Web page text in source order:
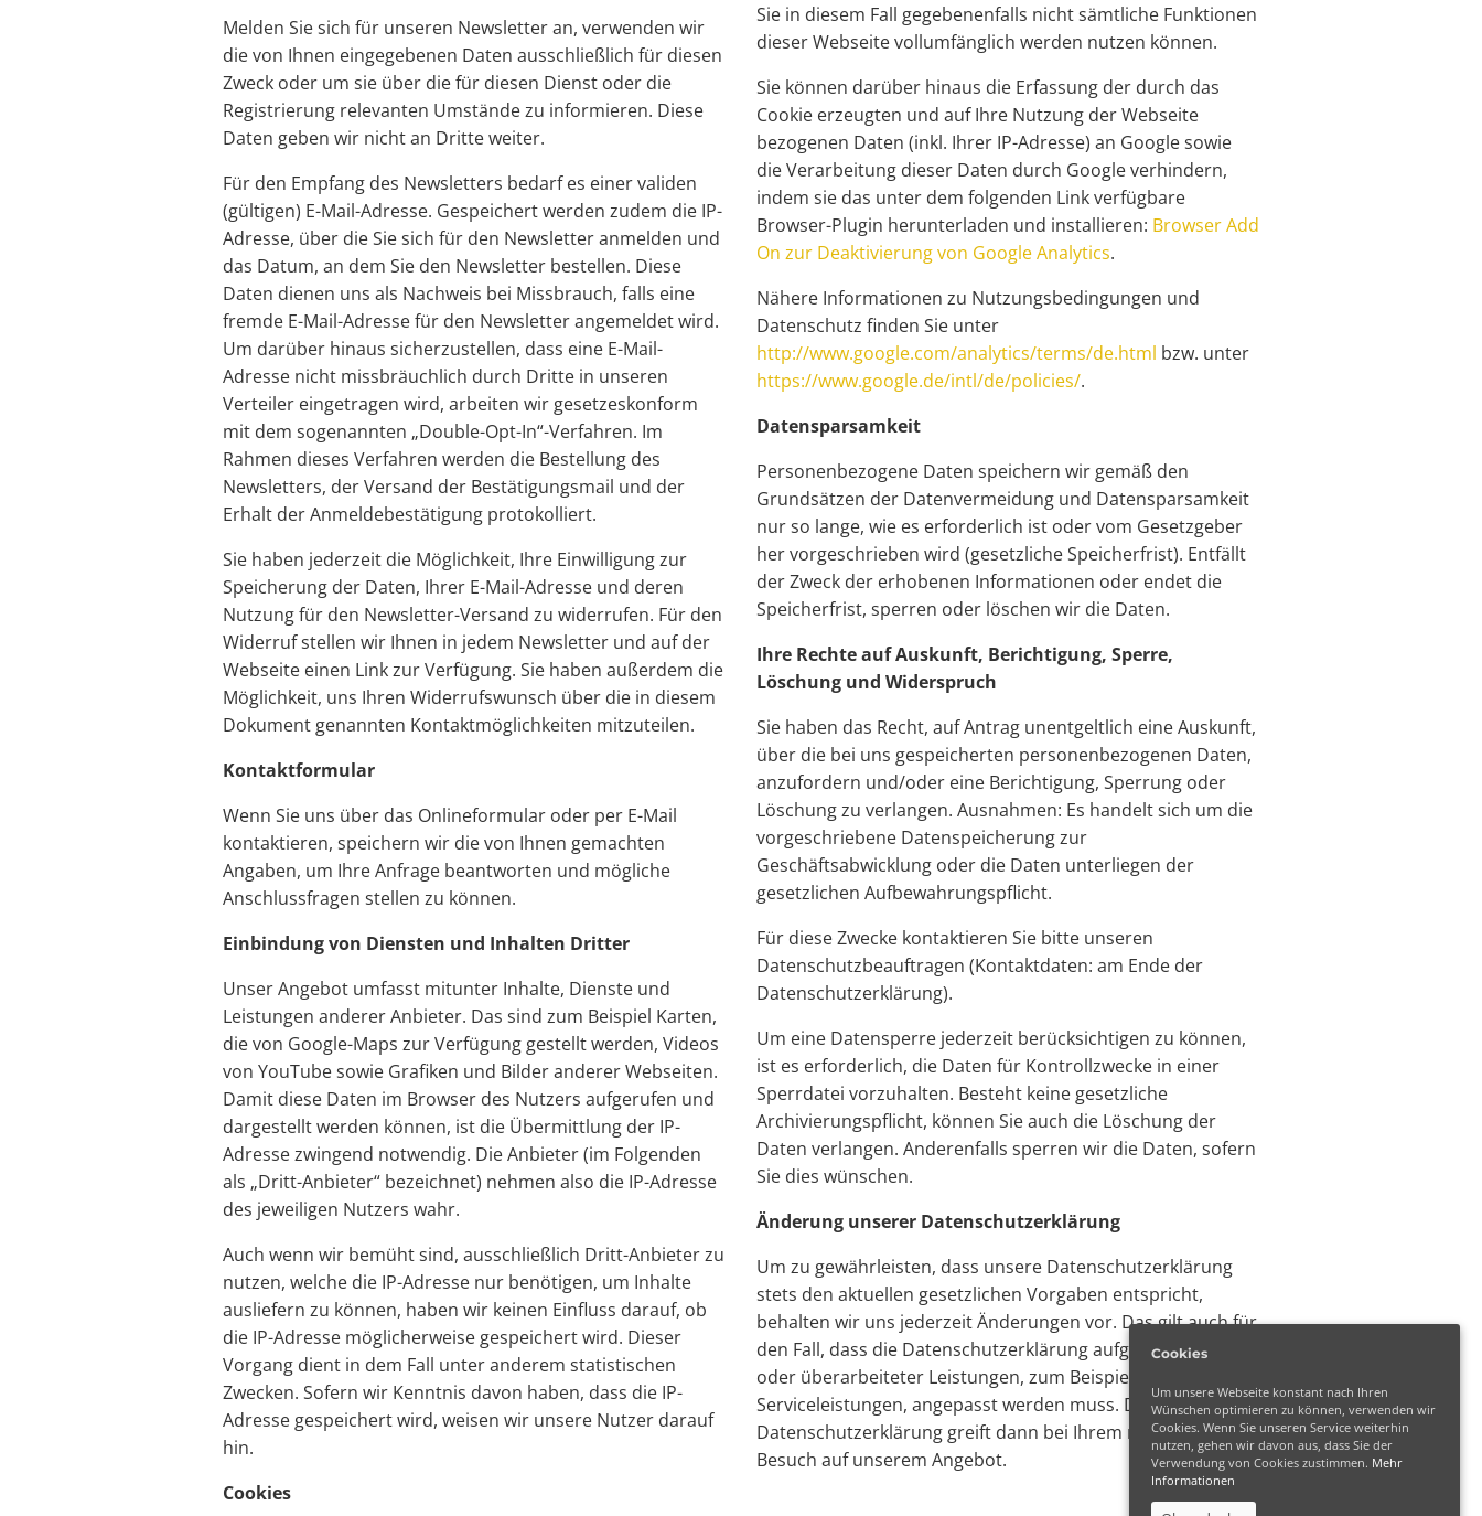
Melden Sie sich für unseren Newsletter an, verwenden wir
die von Ihnen eingegebenen Daten ausschließlich für diesen
Zweck oder um sie über die für diesen Dienst oder die
Registrierung relevanten Umstände zu informieren. Diese
Daten geben wir nicht an Dritte weiter.
Für den Empfang des Newsletters bedarf es einer validen
(gültigen) E-Mail-Adresse. Gespeichert werden zudem die IP-
Adresse, über die Sie sich für den Newsletter anmelden und
das Datum, an dem Sie den Newsletter bestellen. Diese
Daten dienen uns als Nachweis bei Missbrauch, falls eine
fremde E-Mail-Adresse für den Newsletter angemeldet wird.
Um darüber hinaus sicherzustellen, dass eine E-Mail-
Adresse nicht missbräuchlich durch Dritte in unseren
Verteiler eingetragen wird, arbeiten wir gesetzeskonform
mit dem sogenannten „Double-Opt-In“-Verfahren. Im
Rahmen dieses Verfahren werden die Bestellung des
Newsletters, der Versand der Bestätigungsmail und der
Erhalt der Anmeldebestätigung protokolliert.
Sie haben jederzeit die Möglichkeit, Ihre Einwilligung zur
Speicherung der Daten, Ihrer E-Mail-Adresse und deren
Nutzung für den Newsletter-Versand zu widerrufen. Für den
Widerruf stellen wir Ihnen in jedem Newsletter und auf der
Webseite einen Link zur Verfügung. Sie haben außerdem die
Möglichkeit, uns Ihren Widerrufswunsch über die in diesem
Dokument genannten Kontaktmöglichkeiten mitzuteilen.
Kontaktformular
Wenn Sie uns über das Onlineformular oder per E-Mail
kontaktieren, speichern wir die von Ihnen gemachten
Angaben, um Ihre Anfrage beantworten und mögliche
Anschlussfragen stellen zu können.
Einbindung von Diensten und Inhalten Dritter
Unser Angebot umfasst mitunter Inhalte, Dienste und
Leistungen anderer Anbieter. Das sind zum Beispiel Karten,
die von Google-Maps zur Verfügung gestellt werden, Videos
von YouTube sowie Grafiken und Bilder anderer Webseiten.
Damit diese Daten im Browser des Nutzers aufgerufen und
dargestellt werden können, ist die Übermittlung der IP-
Adresse zwingend notwendig. Die Anbieter (im Folgenden
als „Dritt-Anbieter“ bezeichnet) nehmen also die IP-Adresse
des jeweiligen Nutzers wahr.
Auch wenn wir bemüht sind, ausschließlich Dritt-Anbieter zu
nutzen, welche die IP-Adresse nur benötigen, um Inhalte
ausliefern zu können, haben wir keinen Einfluss darauf, ob
die IP-Adresse möglicherweise gespeichert wird. Dieser
Vorgang dient in dem Fall unter anderem statistischen
Zwecken. Sofern wir Kenntnis davon haben, dass die IP-
Adresse gespeichert wird, weisen wir unsere Nutzer darauf
hin.
Cookies
Sie in diesem Fall gegebenenfalls nicht sämtliche Funktionen
dieser Webseite vollumfänglich werden nutzen können.
Sie können darüber hinaus die Erfassung der durch das
Cookie erzeugten und auf Ihre Nutzung der Webseite
bezogenen Daten (inkl. Ihrer IP-Adresse) an Google sowie
die Verarbeitung dieser Daten durch Google verhindern,
indem sie das unter dem folgenden Link verfügbare
Browser-Plugin herunterladen und installieren: Browser Add
On zur Deaktivierung von Google Analytics.
Nähere Informationen zu Nutzungsbedingungen und
Datenschutz finden Sie unter
http://www.google.com/analytics/terms/de.html bzw. unter
https://www.google.de/intl/de/policies/.
Datensparsamkeit
Personenbezogene Daten speichern wir gemäß den
Grundsätzen der Datenvermeidung und Datensparsamkeit
nur so lange, wie es erforderlich ist oder vom Gesetzgeber
her vorgeschrieben wird (gesetzliche Speicherfrist). Entfällt
der Zweck der erhobenen Informationen oder endet die
Speicherfrist, sperren oder löschen wir die Daten.
Ihre Rechte auf Auskunft, Berichtigung, Sperre,
Löschung und Widerspruch
Sie haben das Recht, auf Antrag unentgeltlich eine Auskunft,
über die bei uns gespeicherten personenbezogenen Daten,
anzufordern und/oder eine Berichtigung, Sperrung oder
Löschung zu verlangen. Ausnahmen: Es handelt sich um die
vorgeschriebene Datenspeicherung zur
Geschäftsabwicklung oder die Daten unterliegen der
gesetzlichen Aufbewahrungspflicht.
Für diese Zwecke kontaktieren Sie bitte unseren
Datenschutzbeauftragen (Kontaktdaten: am Ende der
Datenschutzerklärung).
Um eine Datensperre jederzeit berücksichtigen zu können,
ist es erforderlich, die Daten für Kontrollzwecke in einer
Sperrdatei vorzuhalten. Besteht keine gesetzliche
Archivierungspflicht, können Sie auch die Löschung der
Daten verlangen. Anderenfalls sperren wir die Daten, sofern
Sie dies wünschen.
Änderung unserer Datenschutzerklärung
Um zu gewährleisten, dass unsere Datenschutzerklärung
stets den aktuellen gesetzlichen Vorgaben entspricht,
behalten wir uns jederzeit Änderungen vor. Das gilt auch für
den Fall, dass die Datenschutzerklärung aufgrund neuer
oder überarbeiteter Leistungen, zum Beispiel neuer
Serviceleistungen, angepasst werden muss. Die neue
Datenschutzerklärung greift dann bei Ihrem nächsten
Besuch auf unserem Angebot.
Cookies
Um unsere Webseite konstant nach Ihren
Wünschen optimieren zu können, verwenden wir
Cookies. Wenn Sie unseren Service weiterhin
nutzen, gehen wir davon aus, dass Sie der
Verwendung von Cookies zustimmen. Mehr
Informationen